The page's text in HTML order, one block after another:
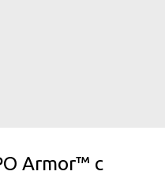
Armor™ c